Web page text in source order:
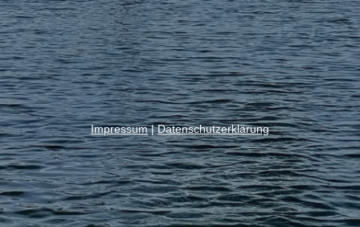
Impressum|Datenschutzerklärung